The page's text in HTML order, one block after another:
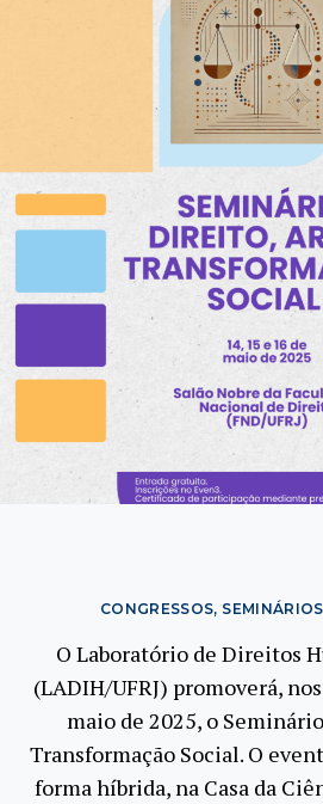
CONGRESSOS,
O Laboratório de Direitos
(LADIH/UFRJ) promoverá,
maio de 2025, o
Transformação Social. O
forma híbrida, na Casa da